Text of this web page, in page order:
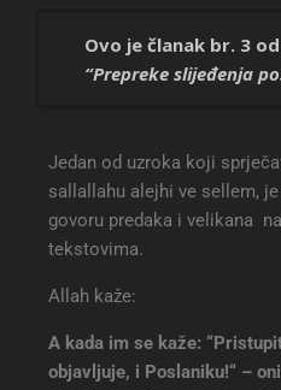
Ovo je članak br. 3
Povođenje za
Davanje
predaka i velikana i
Davanje prednosti
Druženje sa
Jedan od uzroka koji
sallallahu alejhi ve sellem,
govoru predaka i velikana
tekstovima.
Allah kaže:
A kada im se kaže:
objavljuje, i Poslaniku!“ –